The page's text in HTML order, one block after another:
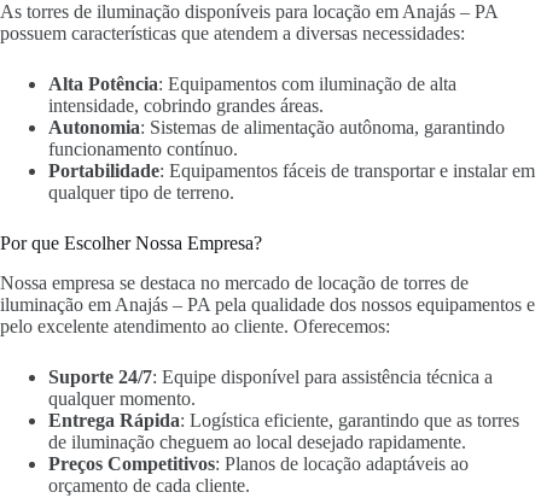
As torres de iluminação disponíveis para locação em Anajás – PA
possuem características que atendem a diversas necessidades:
Alta Potência: Equipamentos com iluminação de alta
intensidade, cobrindo grandes áreas.
Autonomia: Sistemas de alimentação autônoma, garantindo
funcionamento contínuo.
Portabilidade: Equipamentos fáceis de transportar e instalar em
qualquer tipo de terreno.
Por que Escolher Nossa Empresa?
Nossa empresa se destaca no mercado de locação de torres de
iluminação em Anajás – PA pela qualidade dos nossos equipamentos e
pelo excelente atendimento ao cliente. Oferecemos:
Suporte 24/7: Equipe disponível para assistência técnica a
qualquer momento.
Entrega Rápida: Logística eficiente, garantindo que as torres
de iluminação cheguem ao local desejado rapidamente.
Preços Competitivos: Planos de locação adaptáveis ao
orçamento de cada cliente.